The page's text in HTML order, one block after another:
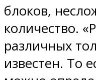
блоков,
количество.
различных
известен. То